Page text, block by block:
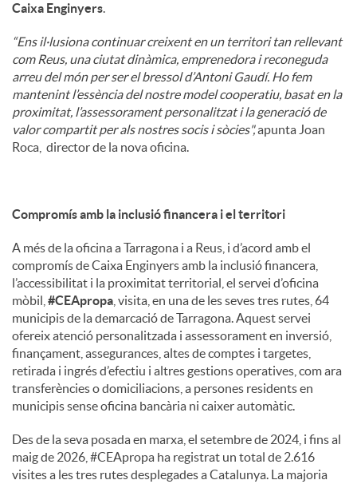
Caixa Enginyers.
“Ens il·lusiona continuar creixent en un territori tan rellevant
com Reus, una ciutat dinàmica, emprenedora i reconeguda
arreu del món per ser el bressol d’Antoni Gaudí. Ho fem
mantenint l’essència del nostre model cooperatiu, basat en la
proximitat, l’assessorament personalitzat i la generació de
valor compartit per als nostres socis i sòcies",apunta Joan
Roca, director de la nova oficina.
Compromís amb la inclusió financera i el territori
A més de la oficina a Tarragona i a Reus, i d’acord amb el
compromís de Caixa Enginyers amb la inclusió financera,
l’accessibilitat i la proximitat territorial, el servei d’oficina
mòbil, #CEApropa , visita, en una de les seves tres rutes, 64
municipis de la demarcació de Tarragona. Aquest servei
ofereix atenció personalitzada i assessorament en inversió,
finançament, assegurances, altes de comptes i targetes,
retirada i ingrés d’efectiu i altres gestions operatives, com ara
transferències o domiciliacions, a persones residents en
municipis sense oficina bancària ni caixer automàtic.
Des de la seva posada en marxa, el setembre de 2024, i fins al
maig de 2026, #CEApropa ha registrat un total de 2.616
visites a les tres rutes desplegades a Catalunya. La majoria